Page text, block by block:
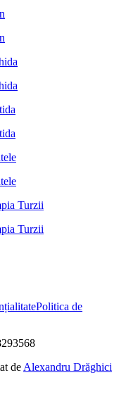
Turzii
Turzii
Politica de
de Alexandru Drăghici